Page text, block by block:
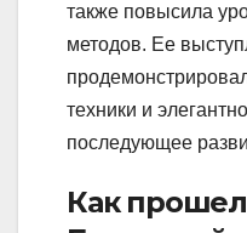
также повысила
методов. Ее
техники и
последующее
Как